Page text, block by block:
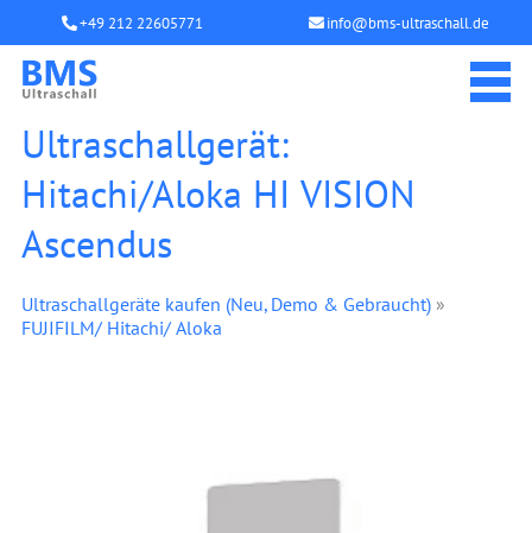
+49 212 22605771 info@bms-ultraschall.de
Ultraschallgerät:
Hitachi/Aloka HI VISION
Ascendus
Ultraschallgeräte kaufen (Neu, Demo & Gebraucht)»
FUJIFILM/ Hitachi/ Aloka